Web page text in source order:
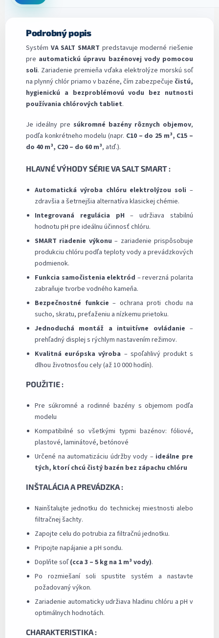
Podrobný popis
Systém VA SALT SMART predstavuje moderné riešenie
pre automatickú úpravu bazénovej vody pomocou
soli. Zariadenie premieňa vďaka elektrolýze morskú soľ
na plynný chlór priamo v bazéne, čím zabezpečuje čistú,
hygienickú a bezproblémovú vodu bez nutnosti
používania chlórových tabliet.
Je ideálny pre súkromné bazény rôznych objemov,
podľa konkrétneho modelu (napr. C10 – do 25 m³, C15 –
do 40 m³, C20 – do 60 m³, atď.).
HLAVNÉ VÝHODY SÉRIE VA SALT SMART :
Automatická výroba chlóru elektrolýzou soli –
zdravšia a šetrnejšia alternatíva klasickej chémie.
Integrovaná regulácia pH – udržiava stabilnú
hodnotu pH pre ideálnu účinnosť chlóru.
SMART riadenie výkonu – zariadenie prispôsobuje
produkciu chlóru podľa teploty vody a prevádzkových
podmienok.
Funkcia samočistenia elektród – reverzná polarita
zabraňuje tvorbe vodného kameňa.
Bezpečnostné funkcie – ochrana proti chodu na
sucho, skratu, preťaženiu a nízkemu prietoku.
Jednoduchá montáž a intuitívne ovládanie –
prehľadný displej s rýchlym nastavením režimov.
Kvalitná európska výroba – spoľahlivý produkt s
dlhou životnosťou cely (až 10 000 hodín).
POUŽITIE :
Pre súkromné a rodinné bazény s objemom podľa
modelu
Kompatibilné so všetkými typmi bazénov: fóliové,
plastové, laminátové, betónové
Určené na automatizáciu údržby vody –ideálne pre
tých, ktorí chcú čistý bazén bez zápachu chlóru
INŠTALÁCIA A PREVÁDZKA :
Nainštalujte jednotku do technickej miestnosti alebo
filtračnej šachty.
Zapojte celu do potrubia za filtračnú jednotku.
Pripojte napájanie a pH sondu.
Doplňte soľ (cca 3 – 5 kg na 1 m³ vody).
Po rozmiešaní soli spustite systém a nastavte
požadovaný výkon.
Zariadenie automaticky udržiava hladinu chlóru a pH v
optimálnych hodnotách.
CHARAKTERISTIKA :